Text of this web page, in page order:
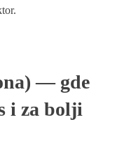
— gde
i za bolji